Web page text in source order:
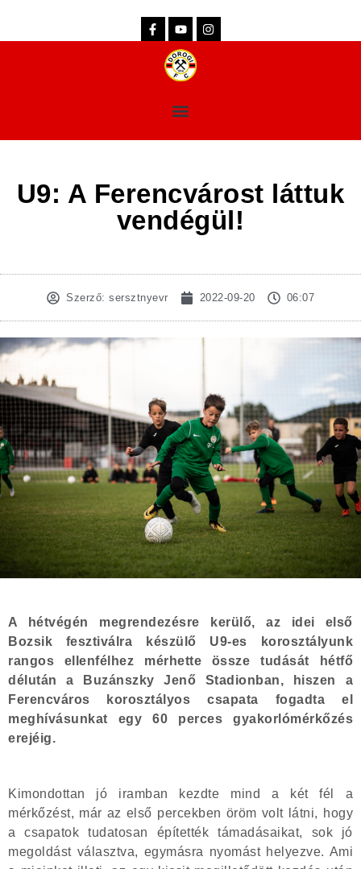
U9: A Ferencvárost láttuk
vendégül!
Szerző: sersztnyevr 2022-09-20 06:07
A hétvégén megrendezésre kerülő, az idei első
Bozsik fesztiválra készülő U9-es korosztályunk
rangos ellenfélhez mérhette össze tudását hétfő
délután a Buzánszky Jenő Stadionban, hiszen a
Ferencváros korosztályos csapata fogadta el
meghívásunkat egy 60 perces gyakorlómérkőzés
erejéig.
Kimondottan jó iramban kezdte mind a két fél a
mérkőzést, már az első percekben öröm volt látni, hogy
a csapatok tudatosan építették támadásaikat, sok jó
megoldást választva, egymásra nyomást helyezve. Ami